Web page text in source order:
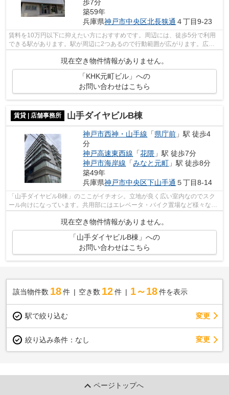
歩7分
築59年
兵庫県神戸市中央区北長狭通 ４丁目9-23
賃料を10万円以下に抑えたい方におすすめです。周辺には、徒歩5分で利用
できる駅があります。駅が周辺に2つあるので行動範囲が広がります。広々
とした室内となっておりますのでスクー...
現在空き物件情報がありません。
「KHK元町ビル」への
お問い合わせはこちら
賃貸 | 店舗事務所 山手ダイヤビルB棟
神戸市西神・山手線 「県庁前 」駅 徒歩4
分
神戸高速東西線 「花隈 」駅 徒歩7分
神戸市海岸線 「みなと元町 」駅 徒歩8分
築49年
兵庫県神戸市中央区下山手通 ５丁目8-14
「山手ダイヤビルB棟」のここがイチオシ。立地が良く広い室内なのでスク
ール向けになっています。共用部にはエレベータ・バイク置場など様々な設
現在空き物件情報がありません。
「山手ダイヤビルB棟」への
お問い合わせはこちら
該当物件数 18件 空き数 12 件 1～18 件を表示
駅で絞り込む 変更
絞り込み条件： なし 変更
ページトップへ